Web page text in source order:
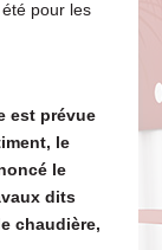
pour les
est prévue
le
le
dits
chaudière,